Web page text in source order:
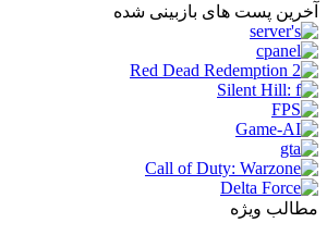
آخرین پست های بازبینی شده
مطالب ویژه